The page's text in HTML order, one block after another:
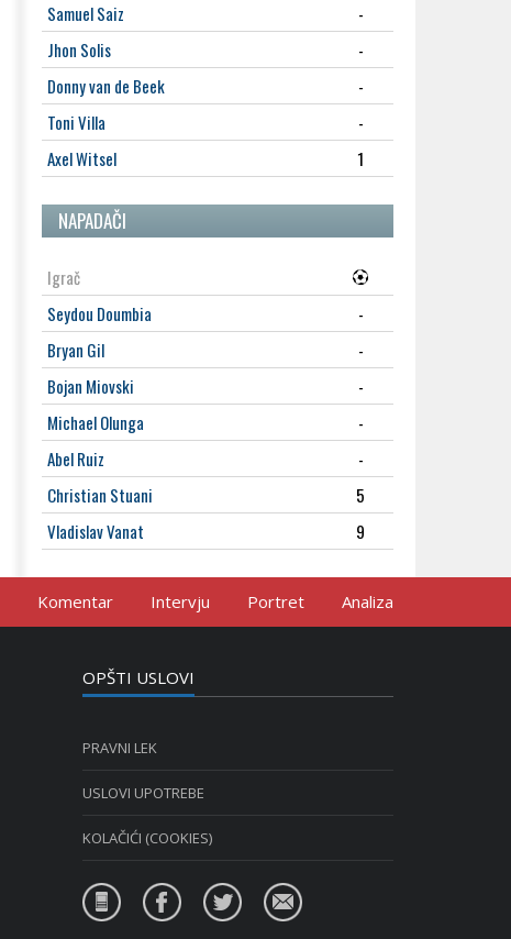
Samuel Saiz
-
Jhon Solis
-
Donny van de Beek
-
Toni Villa
-
Axel Witsel
1
NAPADAČI
Igrač
Seydou Doumbia
-
Bryan Gil
-
Bojan Miovski
-
Michael Olunga
-
Abel Ruiz
-
Christian Stuani
5
Vladislav Vanat
9
Komentar Intervju Portret Analiza
OPŠTI USLOVI
PRAVNI LEK
USLOVI UPOTREBE
KOLAČIĆI (COOKIES)